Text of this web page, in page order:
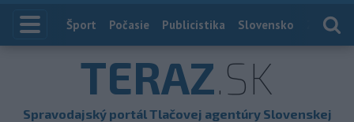
Index
Šport Počasie Publicistika Slovensko
TERAZ.SK
Spravodajský portál Tlačovej agentúry Slovenskej